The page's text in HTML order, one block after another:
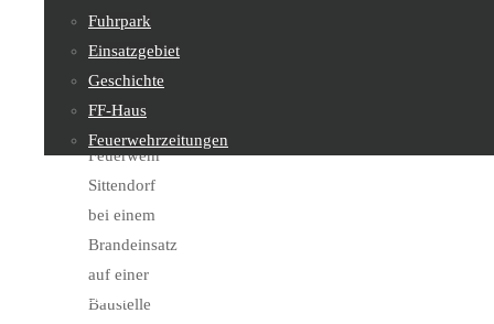
Fuhrpark
Einsatzgebiet
Geschichte
FF-Haus
Feuerwehrzeitungen
Sachgebiete
Feuerwehr
Sittendorf
bei einem
Brandeinsatz
auf einer
Baustelle